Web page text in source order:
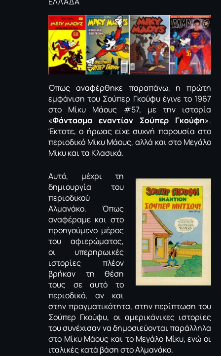
Όπως αναφέρθηκε παραπάνω, η πρώτη
εμφάνιση του Σούπερ Γκούφυ έγινε το 1967
στο Μίκυ Μάους #57, με την ιστορία
«Φάντασμα εναντίον Σούπερ Γκούφη».
Έκτοτε, ο ήρωας είχε συχνή παρουσία στο
περιοδικό Μίκυ Μάους, αλλά και στο Μεγάλο
Μίκυ και τα Κλασικά.
Αυτό, μέχρι τη
δημιουργία του
περιοδικού
Αλμανάκο. Όπως
αναφέραμε και στο
προηγούμενο μέρος
του αφιερώματος,
οι υπερηρωικές
ιστορίες πλέον
βρήκαν τη θέση
τους σε αυτό το
περιοδικό, αν και
στην πραγματικότητα, στην περίπτωση του
Σούπερ Γκούφυ, οι αμερικάνικες ιστορίες
του συνέχισαν να δημοσιεύονται παράλληλα
στο Μίκυ Μάους και το Μεγάλο Μίκυ, ενώ οι
ιταλικές κατά βάση στο Αλμανάκο.